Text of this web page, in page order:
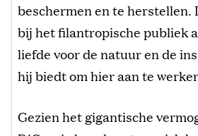
beschermen en te herstellen.
bij het filantropische publiek
liefde voor de natuur en de
hij biedt om hier aan te
Gezien het gigantische